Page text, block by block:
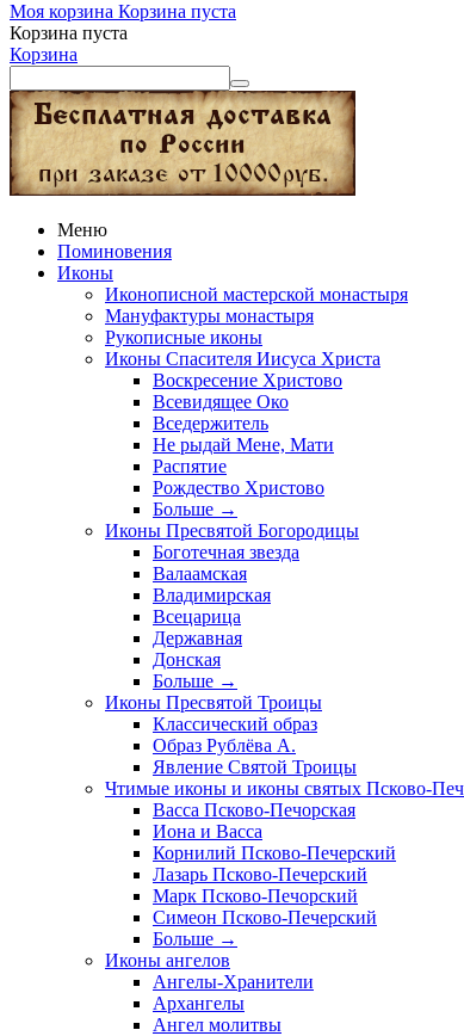
Моя корзина Корзина пуста
Корзина пуста
Корзина
Меню
Поминовения
Иконы
Иконописной мастерской монастыря
Мануфактуры монастыря
Рукописные иконы
Иконы Спасителя Иисуса Христа
Воскресение Христово
Всевидящее Око
Вседержитель
Не рыдай Мене, Мати
Распятие
Рождество Христово
Больше →
Иконы Пресвятой Богородицы
Боготечная звезда
Валаамская
Владимирская
Всецарица
Державная
Донская
Больше →
Иконы Пресвятой Троицы
Классический образ
Образ Рублёва А.
Явление Святой Троицы
Чтимые иконы и иконы святых Псково-
Васса Псково-Печорская
Иона и Васса
Корнилий Псково-Печерский
Лазарь Псково-Печерский
Марк Псково-Печорский
Симеон Псково-Печерский
Больше →
Иконы ангелов
Ангелы-Хранители
Архангелы
Ангел молитвы